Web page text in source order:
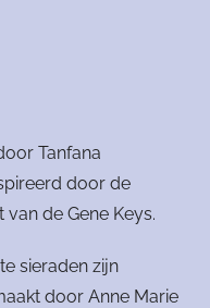
Tanfana
door de
de Gene Keys.
sieraden zijn
door Anne Marie